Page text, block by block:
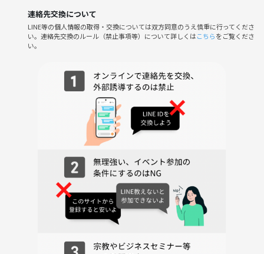
・【限定3名】早割チケット：2,000円
・通常チケット（楽器ごと）：2,700円
🎵 「早割チケット」をご購入の方はエントリー後に、DMにて参加パ
🎵 初回参加の方は、つなげーと手数料として別途 500円がかかりま
🎵 各枠に限りがありますので、お早めのエントリーをおすすめしま
🎵 「見学参加」希望の方は、メッセージなどでお問い合わせをお願
参加費に関しましては、イベント開催日の7日前以降は返金不可とな
（スタジオのキャンセル料発生のため🙏）
7/24(金)にキャンセル → キャンセル料なし🙆‍♂️
7/25(土)にキャンセル → キャンセル料が発生します🙇‍♂️
連絡先交換について
LINE等の個人情報の取得・交換については双方同意のうえ慎重に行ってくださ
い。連絡先交換のルール（禁止事項等）について詳しくはこちらをご覧くださ
い。